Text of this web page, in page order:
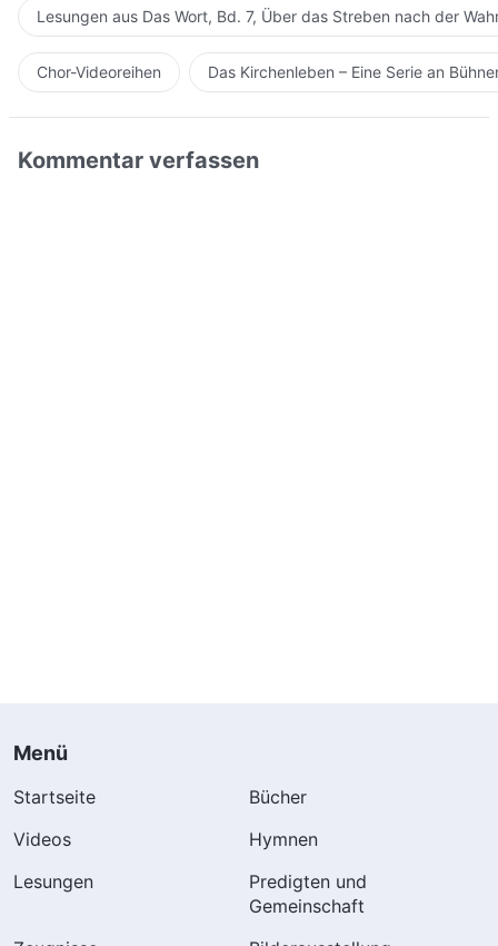
Lesungen aus Das Wort, Bd. 7, Über das Streben nach der
Chor-Videoreihen Das Kirchenleben – Eine Serie an
Kommentar verfassen
Menü
Startseite
Bücher
Videos
Hymnen
Lesungen
Predigten und
Gemeinschaft